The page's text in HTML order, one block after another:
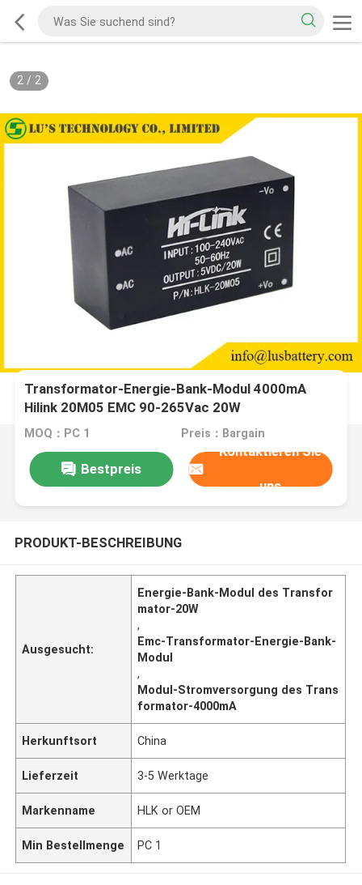
2/ 2
Transformator-Energie-Bank-Modul 4000mA
Hilink 20M05 EMC 90-265Vac 20W
MOQ：PC 1 Preis：Bargain
Bestpreis
Kontaktieren Sie
uns
PRODUKT-BESCHREIBUNG
Ausgesucht:
Energie-Bank-Modul des Transfor
mator-20W
,
Emc-Transformator-Energie-Bank-
Modul
,
Modul-Stromversorgung des Trans
formator-4000mA
Herkunftsort China
Lieferzeit 3-5 Werktage
Markenname HLK or OEM
Min Bestellmenge PC 1